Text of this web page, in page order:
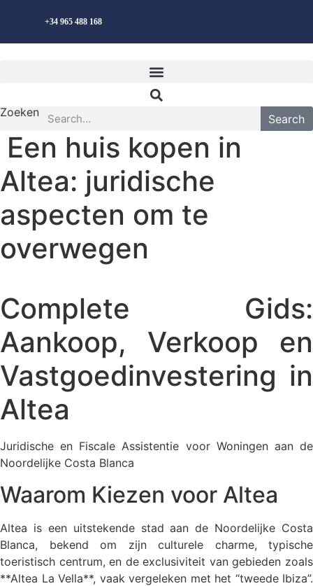
de
+34 965 488 168
Zoeken Search
Een huis kopen in
Altea: juridische
aspecten om te
overwegen
Complete Gids:
Aankoop, Verkoop en
Vastgoedinvestering in
Altea
Juridische en Fiscale Assistentie voor Woningen aan de
Noordelijke Costa Blanca
Waarom Kiezen voor Altea
Altea is een uitstekende stad aan de Noordelijke Costa
Blanca, bekend om zijn culturele charme, typische
toeristisch centrum, en de exclusiviteit van gebieden zoals
**Altea La Vella**, vaak vergeleken met het “tweede Ibiza”.